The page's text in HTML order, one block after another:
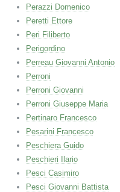
Perazzi Domenico
Peretti Ettore
Peri Filiberto
Perigordino
Perreau Giovanni Antonio
Perroni
Perroni Giovanni
Perroni Giuseppe Maria
Pertinaro Francesco
Pesarini Francesco
Peschiera Guido
Peschieri Ilario
Pesci Casimiro
Pesci Giovanni Battista